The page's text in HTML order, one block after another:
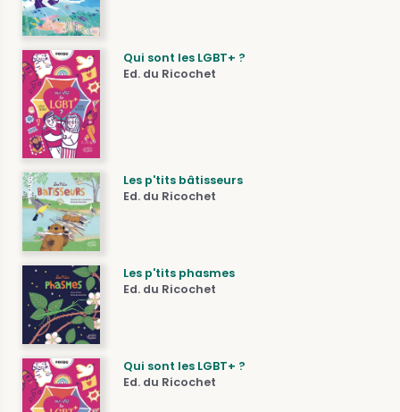
Qui sont les LGBT+ ?
Ed. du Ricochet
Les p'tits bâtisseurs
Ed. du Ricochet
Les p'tits phasmes
Ed. du Ricochet
Qui sont les LGBT+ ?
Ed. du Ricochet